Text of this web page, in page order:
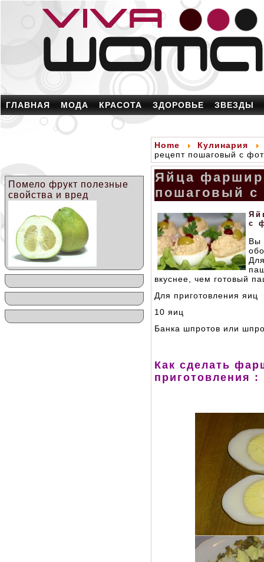
ГЛАВНАЯ МОДА КРАСОТА ЗДОРОВЬЕ ЗВЕЗДЫ
Помело фрукт полезные
свойства и вред
Home
Кулинария
рецепт пошаговый с
Яйца
пошаговый с
с
Вы
вкуснее, чем готовый
Для приготовления
10 яиц
Банка шпротов или
Как сделать
приготовления :